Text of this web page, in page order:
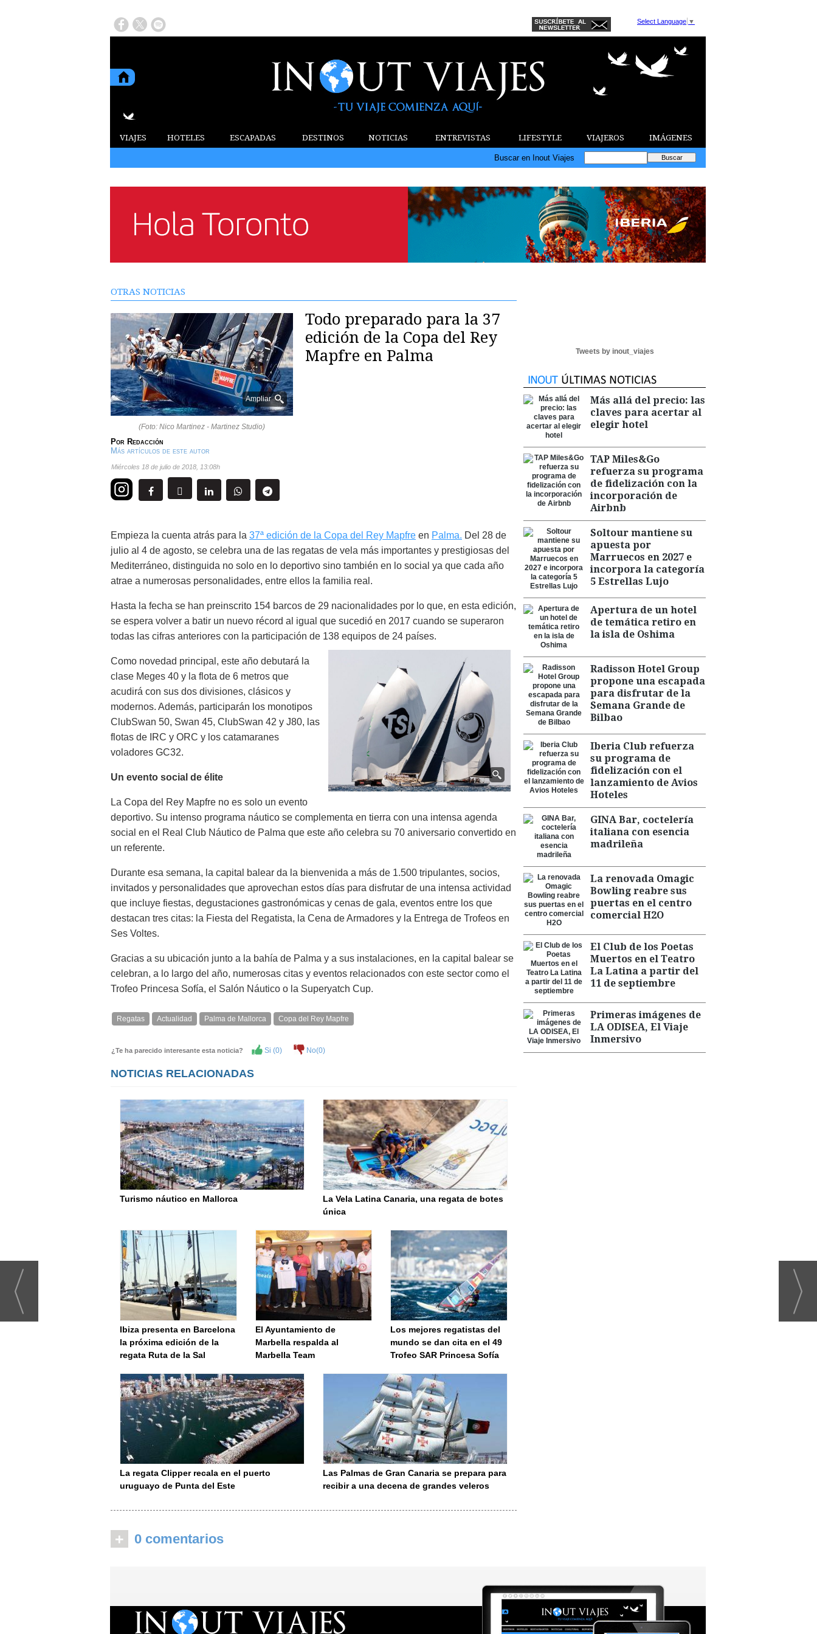
Select Language ▼
VIAJES HOTELES ESCAPADAS DESTINOS NOTICIAS ENTREVISTAS LIFESTYLE VIAJEROS IMÁGENES
Buscar en Inout Viajes
OTRAS NOTICIAS
Ampliar
(Foto: Nico Martinez - Martinez Studio)
Todo preparado para la 37
edición de la Copa del Rey
Mapfre en Palma
Por Redacción
Más artículos de este autor
miércoles 18 de julio de 2018 13:08h
Empieza la cuenta atrás para la 37ª edición de la Copa del Rey Mapfre en Palma. Del 28 de
julio al 4 de agosto, se celebra una de las regatas de vela más importantes y prestigiosas del
Mediterráneo, distinguida no solo en lo deportivo sino también en lo social ya que cada año
atrae a numerosas personalidades, entre ellos la familia real.
Hasta la fecha se han preinscrito 154 barcos de 29 nacionalidades por lo que, en esta edición,
se espera volver a batir un nuevo récord al igual que sucedió en 2017 cuando se superaron
todas las cifras anteriores con la participación de 138 equipos de 24 países.
Como novedad principal, este año debutará la
clase Meges 40 y la flota de 6 metros que
acudirá con sus dos divisiones, clásicos y
modernos. Además, participarán los monotipos
ClubSwan 50, Swan 45, ClubSwan 42 y J80, las
flotas de IRC y ORC y los catamaranes
voladores GC32.
Un evento social de élite
La Copa del Rey Mapfre no es solo un evento
deportivo. Su intenso programa náutico se complementa en tierra con una intensa agenda
social en el Real Club Náutico de Palma que este año celebra su 70 aniversario convertido en
un referente.
Durante esa semana, la capital balear da la bienvenida a más de 1.500 tripulantes, socios,
invitados y personalidades que aprovechan estos días para disfrutar de una intensa actividad
que incluye fiestas, degustaciones gastronómicas y cenas de gala, eventos entre los que
destacan tres citas: la Fiesta del Regatista, la Cena de Armadores y la Entrega de Trofeos en
Ses Voltes.
Gracias a su ubicación junto a la bahía de Palma y a sus instalaciones, en la capital balear se
celebran, a lo largo del año, numerosas citas y eventos relacionados con este sector como el
Trofeo Princesa Sofía, el Salón Náutico o la Superyatch Cup.
Regatas Actualidad Palma de Mallorca Copa del Rey Mapfre
¿Te ha parecido interesante esta noticia? Si (0) No(0)
NOTICIAS RELACIONADAS
Turismo náutico en Mallorca
La Vela Latina Canaria, una regata de botes
única
Ibiza presenta en Barcelona
la próxima edición de la
regata Ruta de la Sal
El Ayuntamiento de
Marbella respalda al
Marbella Team
Los mejores regatistas del
mundo se dan cita en el 49
Trofeo SAR Princesa Sofía
La regata Clipper recala en el puerto
uruguayo de Punta del Este
Las Palmas de Gran Canaria se prepara para
recibir a una decena de grandes veleros
+ 0 comentarios
Tweets by inout_viajes
Más allá del precio: las
claves para acertar al
elegir hotel
TAP Miles&Go
refuerza su programa
de fidelización con la
incorporación de
Airbnb
Soltour mantiene su
apuesta por
Marruecos en 2027 e
incorpora la categoría
5 Estrellas Lujo
Apertura de un hotel
de temática retiro en
la isla de Oshima
Radisson Hotel Group
propone una escapada
para disfrutar de la
Semana Grande de
Bilbao
Iberia Club refuerza
su programa de
fidelización con el
lanzamiento de Avios
Hoteles
GINA Bar, coctelería
italiana con esencia
madrileña
La renovada Omagic
Bowling reabre sus
puertas en el centro
comercial H2O
El Club de los Poetas
Muertos en el Teatro
La Latina a partir del
11 de septiembre
Primeras imágenes de
LA ODISEA, El Viaje
Inmersivo